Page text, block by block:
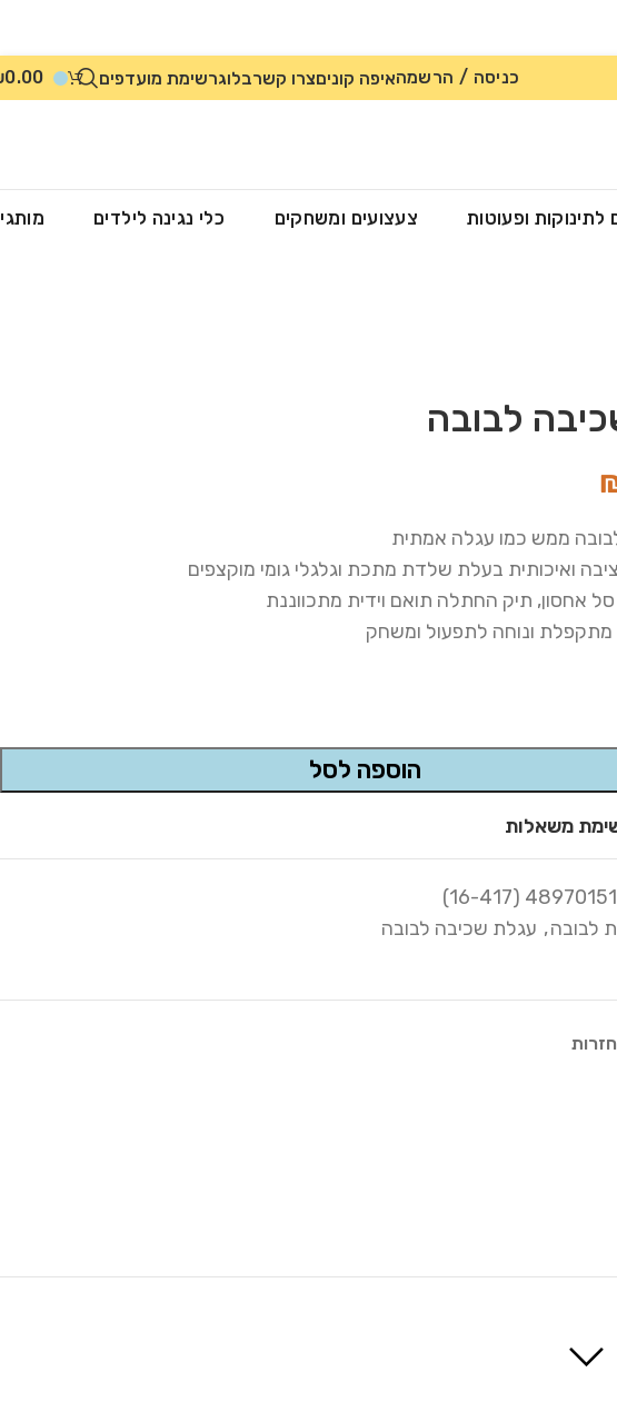
כניסה / הרשמהאיפה קוניםצרו קשרבלוגרשימת מועדפים 0.00
לתינוקות ופעוטות צעצועים ומשחקים כלי נגינה לילדים
לבובה
ממש כמו עגלה אמתית
ואיכותית בעלת שלדת מתכת וגלגלי גומי מוקצפים
אחסון, תיק החתלה תואם וידית מתכווננת
ונוחה לתפעול ומשחק
הוספה לסל
משאלות
לבובה, עגלת שכיבה לבובה